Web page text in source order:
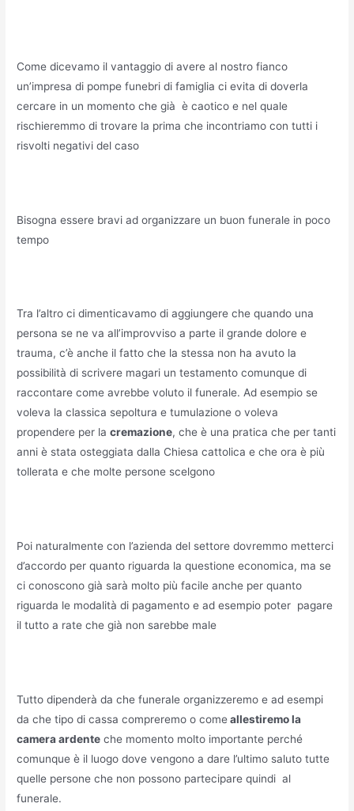
Come dicevamo il vantaggio di avere al nostro fianco
un’impresa di pompe funebri di famiglia ci evita di doverla
cercare in un momento che già è caotico e nel quale
rischieremmo di trovare la prima che incontriamo con tutti i
risvolti negativi del caso
Bisogna essere bravi ad organizzare un buon funerale in poco
tempo
Tra l’altro ci dimenticavamo di aggiungere che quando una
persona se ne va all’improvviso a parte il grande dolore e
trauma, c’è anche il fatto che la stessa non ha avuto la
possibilità di scrivere magari un testamento comunque di
raccontare come avrebbe voluto il funerale. Ad esempio se
voleva la classica sepoltura e tumulazione o voleva
propendere per lacremazione, che è una pratica che per tanti
anni è stata osteggiata dalla Chiesa cattolica e che ora è più
tollerata e che molte persone scelgono
Poi naturalmente con l’azienda del settore dovremmo metterci
d’accordo per quanto riguarda la questione economica, ma se
ci conoscono già sarà molto più facile anche per quanto
riguarda le modalità di pagamento e ad esempio poter pagare
il tutto a rate che già non sarebbe male
Tutto dipenderà da che funerale organizzeremo e ad esempi
da che tipo di cassa compreremo o comeallestiremo la
camera ardente che momento molto importante perché
comunque è il luogo dove vengono a dare l’ultimo saluto tutte
quelle persone che non possono partecipare quindi al
funerale.